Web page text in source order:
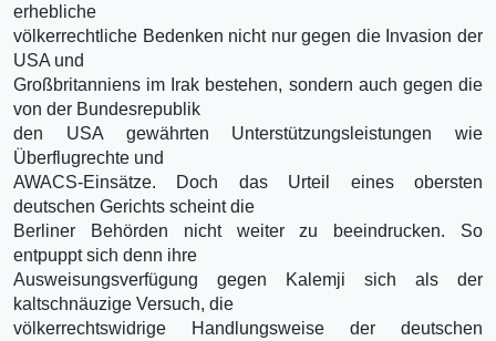
erhebliche
völkerrechtliche Bedenken nicht nur gegen die Invasion der
USA und
Großbritanniens im Irak bestehen, sondern auch gegen die
von der Bundesrepublik
den USA gewährten Unterstützungsleistungen wie
Überflugrechte und
AWACS-Einsätze. Doch das Urteil eines obersten
deutschen Gerichts scheint die
Berliner Behörden nicht weiter zu beeindrucken. So
entpuppt sich denn ihre
Ausweisungsverfügung gegen Kalemji sich als der
kaltschnäuzige Versuch, die
völkerrechtswidrige Handlungsweise der deutschen